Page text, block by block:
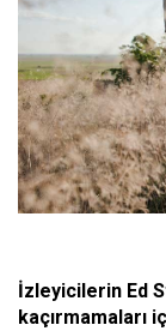
İzleyicilerin Ed
kaçırmamaları